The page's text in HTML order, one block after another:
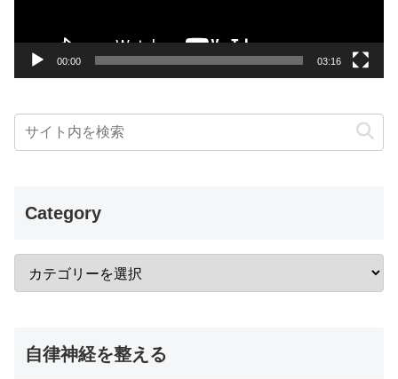
00:00 03:16
Category
自律神経を整える